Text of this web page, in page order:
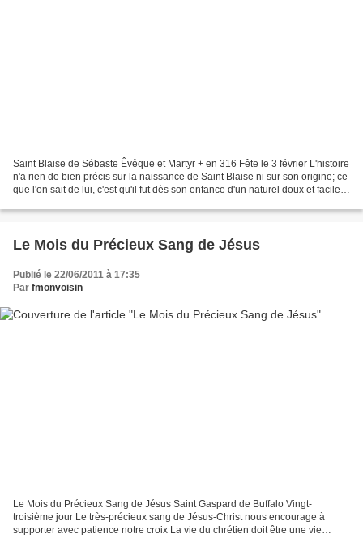
Saint Blaise de Sébaste Êvêque et Martyr + en 316 Fête le 3 février L'histoire
n'a rien de bien précis sur la naissance de Saint Blaise ni sur son origine; ce
que l'on sait de lui, c'est qu'il fut dès son enfance d'un naturel doux et facile.
Le Mois du Précieux Sang de Jésus
Publié le 22/06/2011 à 17:35
Par fmonvoisin
Le Mois du Précieux Sang de Jésus Saint Gaspard de Buffalo Vingt-
troisième jour Le très-précieux sang de Jésus-Christ nous encourage à
supporter avec patience notre croix La vie du chrétien doit être une vie